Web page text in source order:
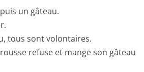
un gâteau.
tous sont volontaires.
refuse et mange son gâteau